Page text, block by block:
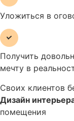
Уложиться в
Получить
мечту в
Своих клиентов
Дизайн
помещения